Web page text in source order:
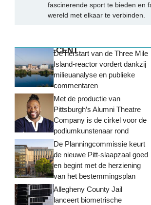
fascinerende sport te bieden en
wereld met elkaar te verbinden.
MEEST RECENTDe herstart van de Three Mile
Island-reactor vordert dankzij
milieuanalyse en publieke
commentaren
Met de productie van
Pittsburgh’s Alumni Theatre
Company is de cirkel voor de
podiumkunstenaar rond
De Planningcommissie keurt
de nieuwe Pitt-slaapzaal goed
en begint met de herziening
van het bestemmingsplan
Allegheny County Jail
lanceert biometrische